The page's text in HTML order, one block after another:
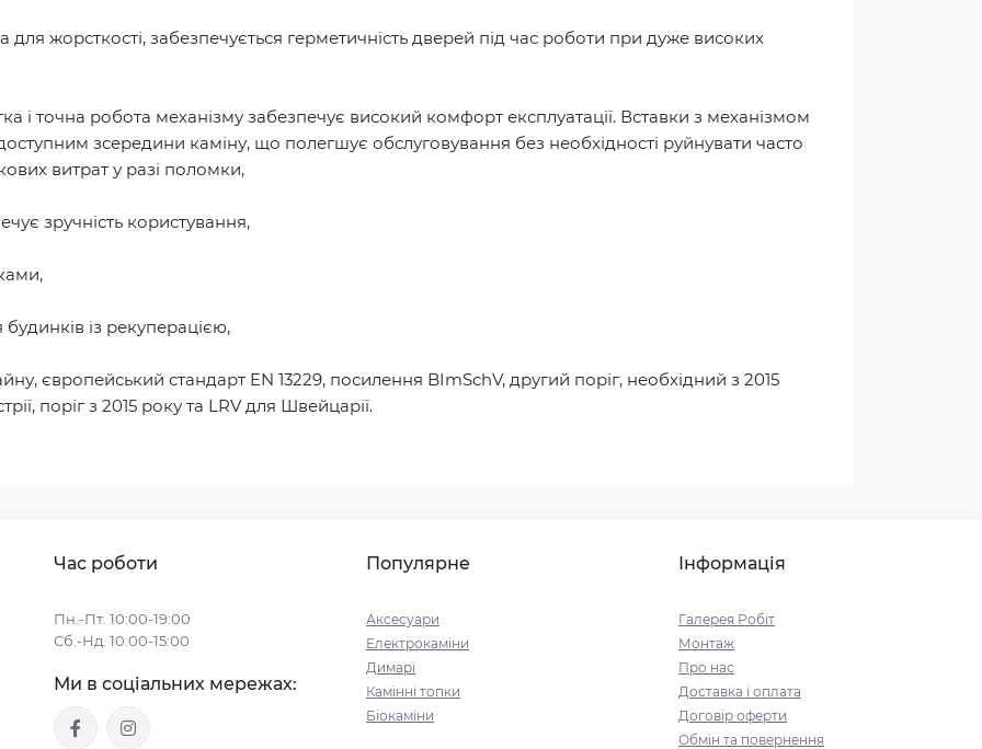
для жорсткості, забезпечується герметичність дверей під час роботи при дуже високих
і точна робота механізму забезпечує високий комфорт експлуатації. Вставки з механізмом
зсередини каміну, що полегшує обслуговування без необхідності руйнувати часто
витрат у разі поломки,
зручність користування,
із рекуперацією,
європейський стандарт EN 13229, посилення BImSchV, другий поріг, необхідний з 2015
поріг з 2015 року та LRV для Швейцарії.
Час роботи
Пн.-Пт. 10:00-19:00
Сб.-Нд. 10:00-15:00
Ми в соціальних мережах:
Популярне
Аксесуари
Електрокаміни
Димарі
Камінні топки
Біокаміни
Інформація
Галерея Робіт
Монтаж
Про нас
Доставка і оплата
Договір оферти
Обмін та повернення